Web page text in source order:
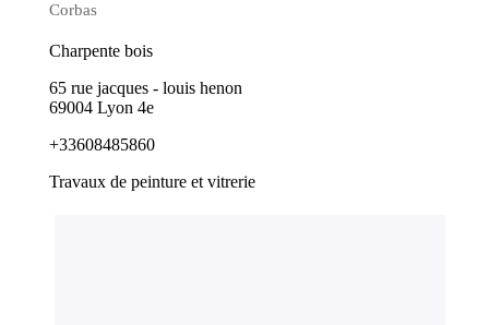
Corbas
Charpente bois
65 rue jacques - louis henon
69004 Lyon 4e
+33608485860
Travaux de peinture et vitrerie